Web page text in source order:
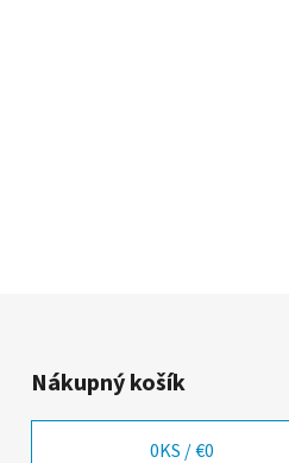
Nákupný košík
0KS /€0